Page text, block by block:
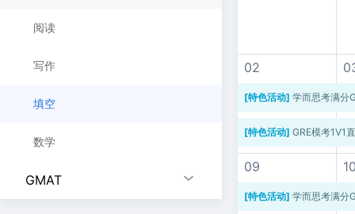
阅读
写作
填空
数学
GMAT
02
[特色活动] 学而思考满分
[特色活动] GRE模考1V1
09
[特色活动] 学而思考满分